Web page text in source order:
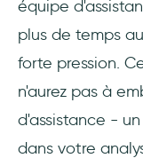
équipe
plus de temps
forte pression.
n'aurez pas à
d'assistance -
dans votre